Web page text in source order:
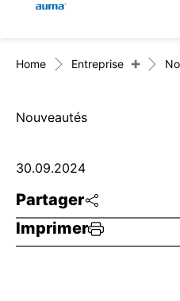
Produits
Solutions
SAV support
Entreprise
Global
Europe
Asie et Océanie
Amérique du
Recherche
Home Entreprise +
Nouveautés
Partager
Imprimer
30.09.2024